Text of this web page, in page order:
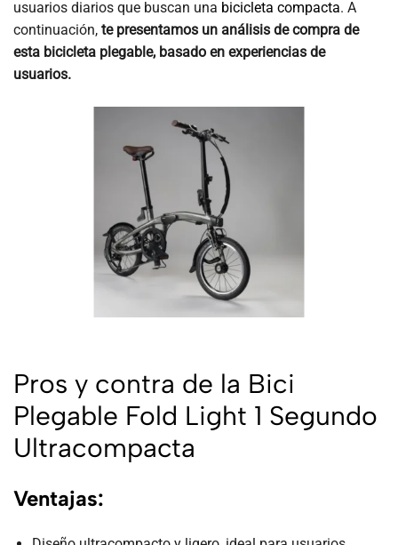
usuarios diarios que buscan una bicicleta compacta. A
continuación, te presentamos un análisis de compra de
esta bicicleta plegable, basado en experiencias de
usuarios.
Pros y contra de la Bici
Plegable Fold Light 1 Segundo
Ultracompacta
Ventajas: